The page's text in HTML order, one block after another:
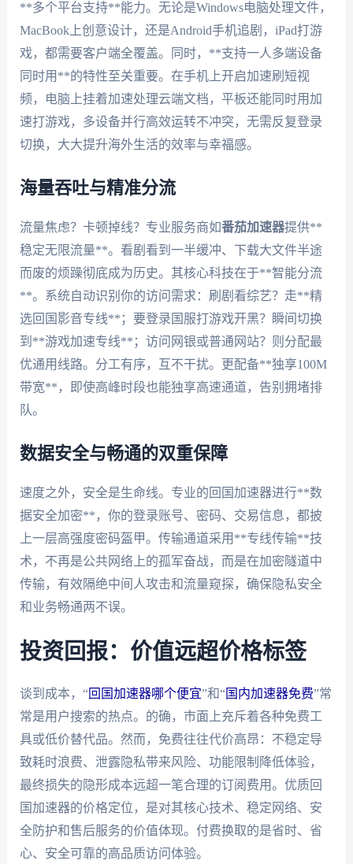
**多个平台支持**能力。无论是Windows电脑处理文件，
MacBook上创意设计，还是Android手机追剧，iPad打游
戏，都需要客户端全覆盖。同时，**支持一人多端设备
同时用**的特性至关重要。在手机上开启加速刷短视
频，电脑上挂着加速处理云端文档，平板还能同时用加
速打游戏，多设备并行高效运转不冲突，无需反复登录
切换，大大提升海外生活的效率与幸福感。
海量吞吐与精准分流
流量焦虑？卡顿掉线？专业服务商如番茄加速器提供**
稳定无限流量**。看剧看到一半缓冲、下载大文件半途
而废的烦躁彻底成为历史。其核心科技在于**智能分流
**。系统自动识别你的访问需求：刷剧看综艺？走**精
选回国影音专线**；要登录国服打游戏开黑？瞬间切换
到**游戏加速专线**；访问网银或普通网站？则分配最
优通用线路。分工有序，互不干扰。更配备**独享100M
带宽**，即使高峰时段也能独享高速通道，告别拥堵排
队。
数据安全与畅通的双重保障
速度之外，安全是生命线。专业的回国加速器进行**数
据安全加密**，你的登录账号、密码、交易信息，都披
上一层高强度密码盔甲。传输通道采用**专线传输**技
术，不再是公共网络上的孤军奋战，而是在加密隧道中
传输，有效隔绝中间人攻击和流量窥探，确保隐私安全
和业务畅通两不误。
投资回报：价值远超价格标签
谈到成本，“回国加速器哪个便宜”和“国内加速器免费”常
常是用户搜索的热点。的确，市面上充斥着各种免费工
具或低价替代品。然而，免费往往代价高昂：不稳定导
致耗时浪费、泄露隐私带来风险、功能限制降低体验，
最终损失的隐形成本远超一笔合理的订阅费用。优质回
国加速器的价格定位，是对其核心技术、稳定网络、安
全防护和售后服务的价值体现。付费换取的是省时、省
心、安全可靠的高品质访问体验。